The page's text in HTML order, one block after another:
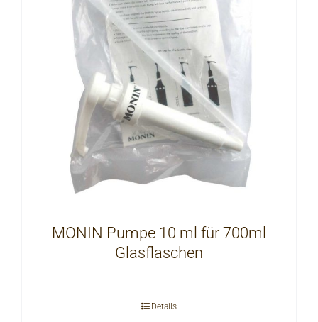
MONIN Pumpe 10 ml für 700ml
Glasflaschen
Details